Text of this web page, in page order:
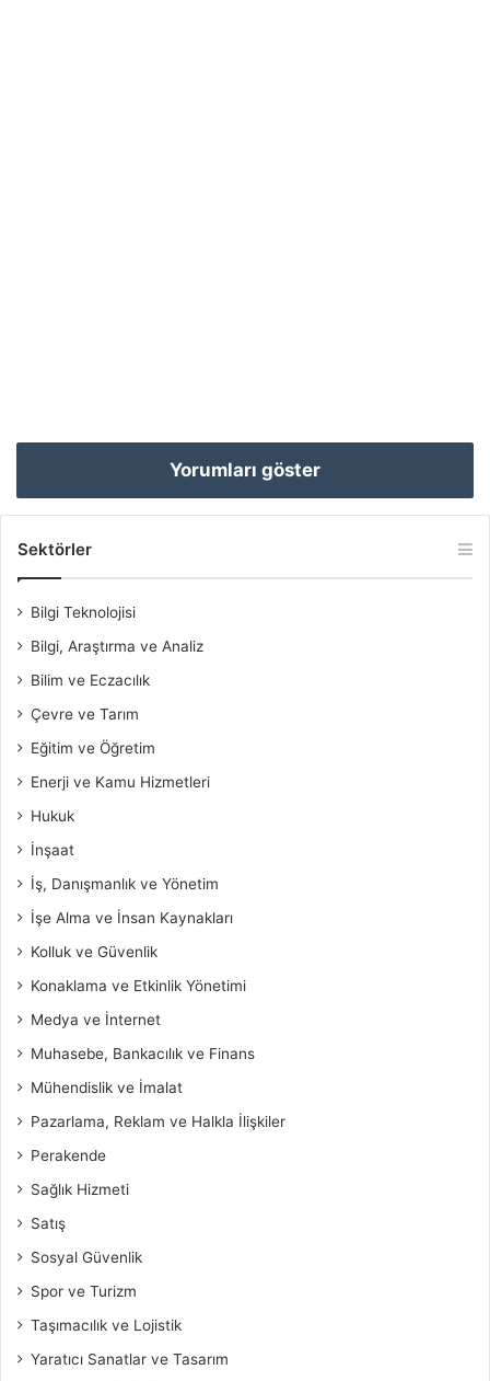
Yorumları göster
Sektörler
Bilgi Teknolojisi
Bilgi, Araştırma ve Analiz
Bilim ve Eczacılık
Çevre ve Tarım
Eğitim ve Öğretim
Enerji ve Kamu Hizmetleri
Hukuk
İnşaat
İş, Danışmanlık ve Yönetim
İşe Alma ve İnsan Kaynakları
Kolluk ve Güvenlik
Konaklama ve Etkinlik Yönetimi
Medya ve İnternet
Muhasebe, Bankacılık ve Finans
Mühendislik ve İmalat
Pazarlama, Reklam ve Halkla İlişkiler
Perakende
Sağlık Hizmeti
Satış
Sosyal Güvenlik
Spor ve Turizm
Taşımacılık ve Lojistik
Yaratıcı Sanatlar ve Tasarım